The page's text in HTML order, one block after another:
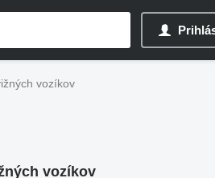
vozíkov
vozíkov